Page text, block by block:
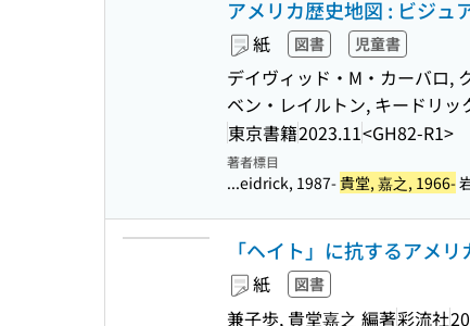
アメリカ歴史地図 : ビジュ
紙 図書 児童書
デイヴィッド・M・カーバロ,
ベン・レイルトン, キードリ
東京書籍2023.11<GH82-R1>
著者標目
...eidrick, 1987-貴堂, 嘉之, 1966-
「ヘイト」に抗するアメ
紙 図書
兼子歩, 貴堂嘉之 編著彩流社